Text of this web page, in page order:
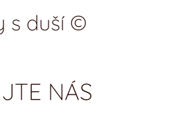
s duší ©
NÁS